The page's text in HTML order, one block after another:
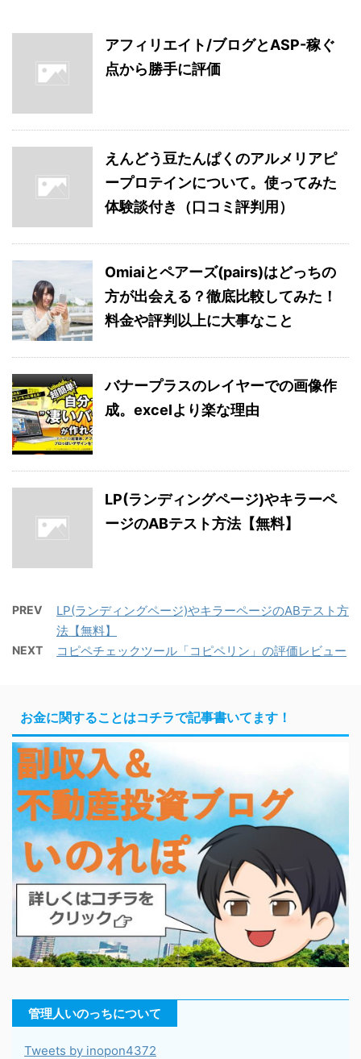
アフィリエイト/ブログとASP-稼ぐ
点から勝手に評価
えんどう豆たんぱくのアルメリアピ
ープロテインについて。使ってみた
体験談付き（口コミ評判用）
Omiaiとペアーズ(pairs)はどっちの
方が出会える？徹底比較してみた！
料金や評判以上に大事なこと
バナープラスのレイヤーでの画像作
成。excelより楽な理由
LP(ランディングページ)やキラーペ
ージのABテスト方法【無料】
PREV
LP(ランディングページ)やキラーページのABテスト方
法【無料】
NEXT コピペチェックツール「コピペリン」の評価レビュー
お金に関することはコチラで記事書いてます！
管理人いのっちについて
Tweets by inopon4372